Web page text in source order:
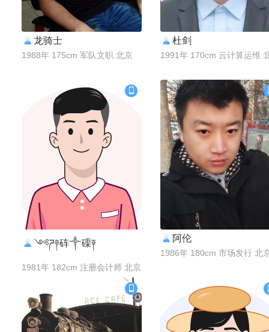
龙骑士
1988年 175cm 军队文职 北京
杜剑
1991年 170cm 云计算运维
联系Ta
༺ཌ༈砗༒磲༈
1981年 182cm 注册会计师 北京
阿伦
1986年 180cm 市场发行 北